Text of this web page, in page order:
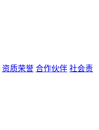
资质荣誉 合作伙伴 社会责